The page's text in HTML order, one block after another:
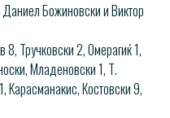
Божиновски и Виктор
Тручковски 2, Омерагиќ 1,
Младеновски 1, Т.
Карасманакис, Костовски 9,